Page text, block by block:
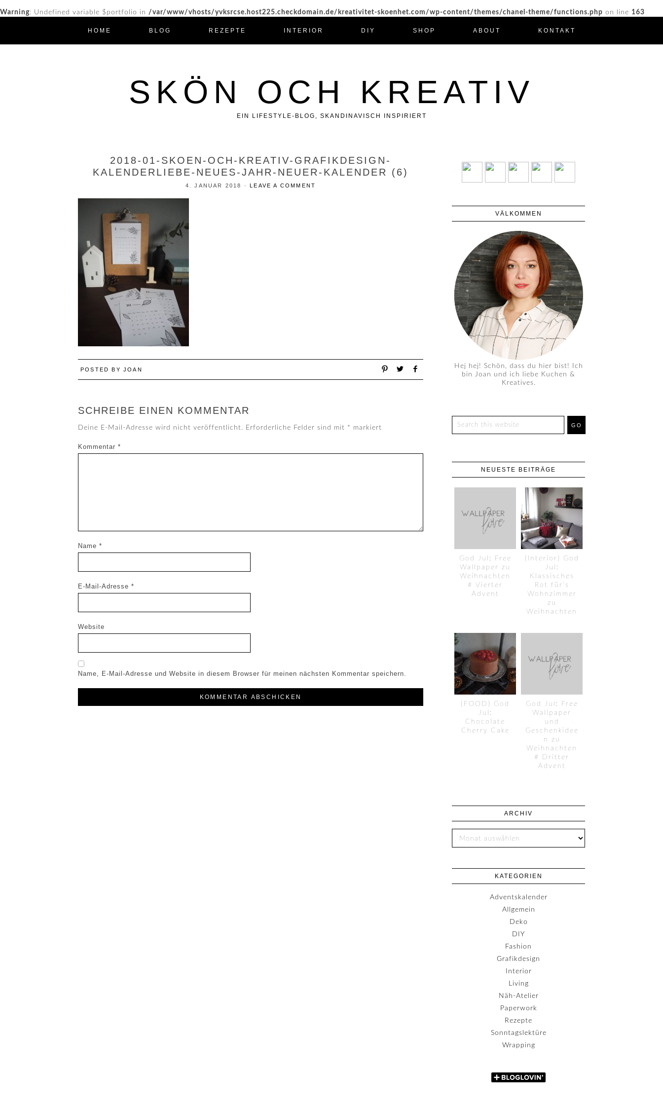
Warning: Undefined variable $portfolio in /var/www/vhosts/yvksrcse.host225.checkdomain.de/kreativitet-skoenhet.com/wp-content/themes/chanel-theme/functions.php on line 163
HOME BLOG REZEPTE INTERIOR DIY SHOP ABOUT KONTAKT
SKÖN OCH KREATIV
EIN LIFESTYLE-BLOG, SKANDINAVISCH INSPIRIERT
2018-01-SKOEN-OCH-KREATIV-GRAFIKDESIGN-
KALENDERLIEBE-NEUES-JAHR-NEUER-KALENDER (6)
4. JANUAR 2018 ·LEAVE A COMMENT
POSTED BY JOAN
SCHREIBE EINEN KOMMENTAR
Deine E-Mail-Adresse wird nicht veröffentlicht. Erforderliche Felder sind mit * markiert
Kommentar *
Name *
E-Mail-Adresse *
Website
Name, E-Mail-Adresse und Website in diesem Browser für meinen nächsten Kommentar speichern.
VÄLKOMMEN
Hej hej! Schön, dass du hier bist! Ich
bin Joan und ich liebe Kuchen &
Kreatives.
NEUESTE BEITRÄGE
God Jul: Free
Wallpaper zu
Weihnachten
# Vierter
Advent
{Interior} God
Jul:
Klassisches
Rot für’s
Wohnzimmer
zu
Weihnachten
{FOOD} God
Jul:
Chocolate
Cherry Cake
God Jul: Free
Wallpaper
und
Geschenkidee
n zu
Weihnachten
# Dritter
Advent
ARCHIV
KATEGORIEN
Adventskalender
Allgemein
Deko
DIY
Fashion
Grafikdesign
Interior
Living
Näh-Atelier
Paperwork
Rezepte
Sonntagslektüre
Wrapping